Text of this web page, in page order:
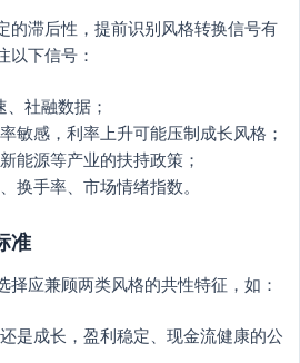
的滞后性，提前识别风格转换信号有
以下信号：
社融数据；
敏感，利率上升可能压制成长风格；
能源等产业的扶持政策；
换手率、市场情绪指数。
准
择应兼顾两类风格的共性特征，如：
是成长，盈利稳定、现金流健康的公